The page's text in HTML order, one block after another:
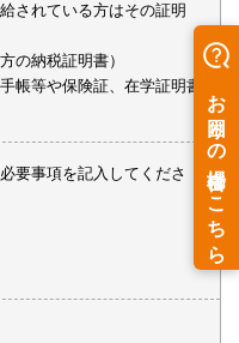
されている方はその証明
の納税証明書）
帳等や保険証、在学証明書
要事項を記入してくださ